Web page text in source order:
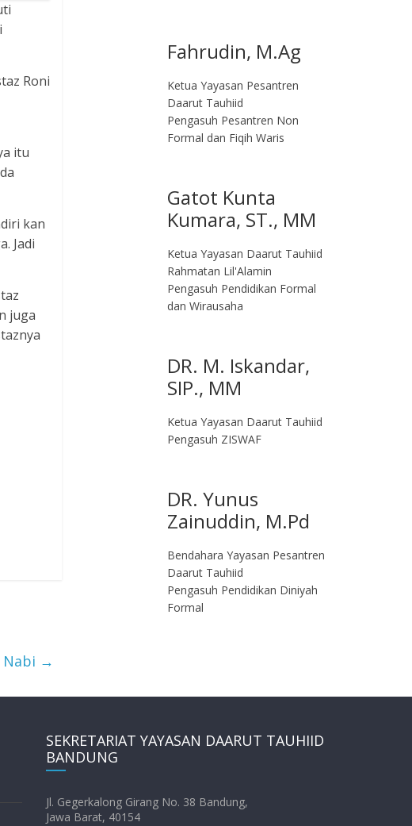
Roni
itu
kan
Jadi
juga
→
Fahrudin, M.Ag​
Ketua Yayasan Pesantren
Daarut Tauhiid
Pengasuh Pesantren Non
Formal dan Fiqih Waris
Gatot Kunta
Kumara, ST., MM
Ketua Yayasan Daarut Tauhiid
Rahmatan Lil'Alamin
Pengasuh Pendidikan Formal
dan Wirausaha
DR. M. Iskandar,
SIP., MM
Ketua Yayasan Daarut Tauhiid
Pengasuh ZISWAF
DR. Yunus
Zainuddin, M.Pd
Bendahara Yayasan Pesantren
Daarut Tauhiid
Pengasuh Pendidikan Diniyah
Formal
SEKRETARIAT YAYASAN DAARUT TAUHIID
BANDUNG
Jl. Gegerkalong Girang No. 38 Bandung,
Jawa Barat, 40154